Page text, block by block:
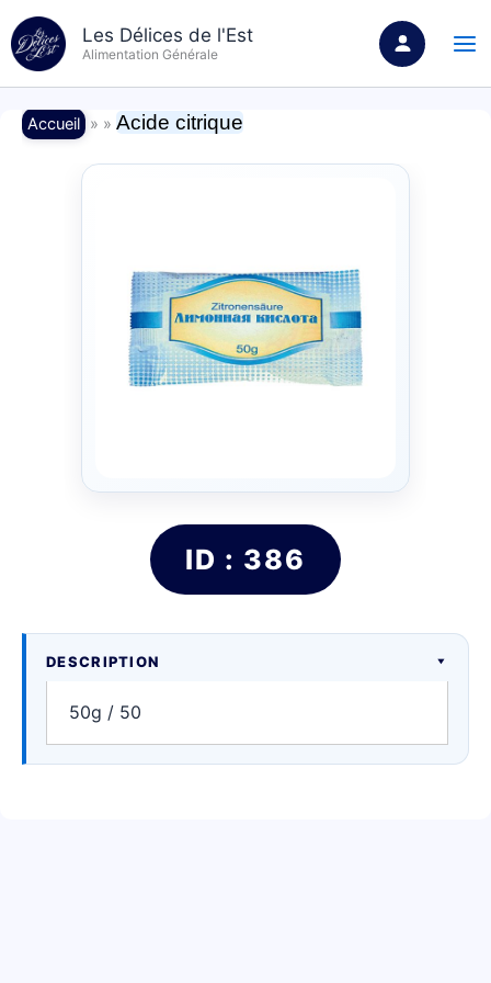
au
contenu
Les Délices de l'Est
Alimentation Générale
Accueil » » Acide citrique
ID : 386
DESCRIPTION
50g / 50